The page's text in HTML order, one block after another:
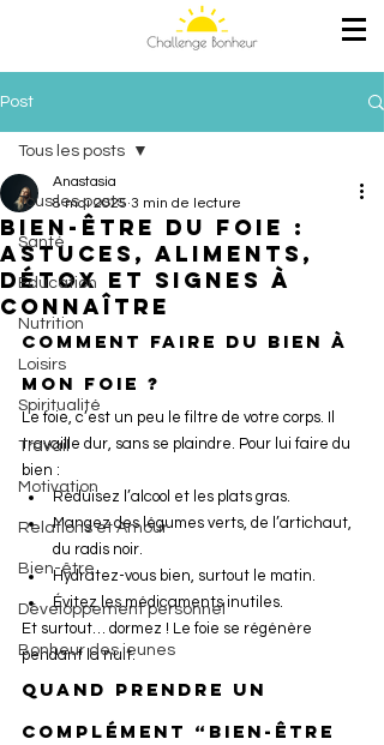
Post
Tous les posts
Santé
Education
Nutrition
Loisirs
Spiritualité
Travail
Motivation
Relations et Amour
Bien-être
Développement personnel
Bonheur des jeunes
Tous les posts
Bien-être du foie :
astuces, aliments,
détox et signes à
connaître
Anastasia
8 mai 2025 3 min de lecture
Comment faire du bien à
mon foie ?
Le foie, c’est un peu le filtre de votre corps. Il
travaille dur, sans se plaindre. Pour lui faire du
bien :
Réduisez l’alcool et les plats gras.
Mangez des légumes verts, de l’artichaut,
du radis noir.
Hydratez-vous bien, surtout le matin.
Évitez les médicaments inutiles.
Et surtout… dormez ! Le foie se régénère
pendant la nuit.
Quand prendre un
complément “bien-être